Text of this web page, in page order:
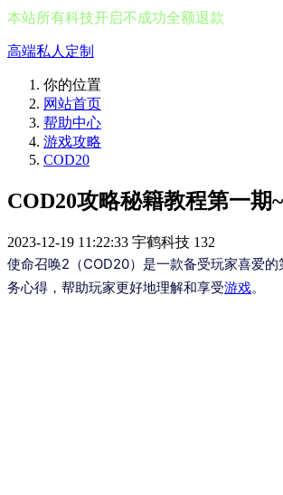
本站所有科技开启不成功全额退款
高端私人定制
你的位置
网站首页
帮助中心
游戏攻略
COD20
COD20攻略秘籍教程第一期
2023-12-19 11:22:33 宇鹤科技 132
使命召唤2（COD20）是一款备受玩家喜爱的
务心得，帮助玩家更好地理解和享受游戏。